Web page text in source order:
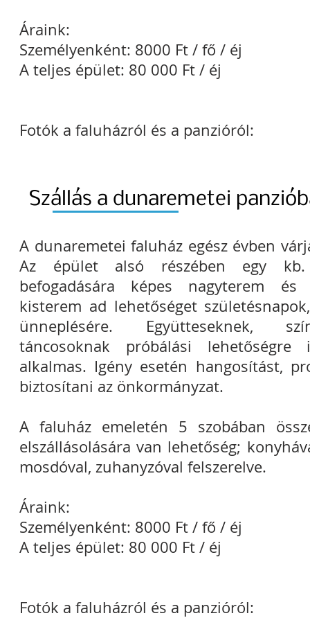
Áraink:
Személyenként: 8000 Ft / fő / éj
A teljes épület: 80 000 Ft / éj
Fotók a faluházról és a panzióról:
Szállás a dunaremetei
A dunaremetei faluház egész évben
Az épület alsó részében egy
befogadására képes nagyterem
kisterem ad lehetőséget
ünneplésére. Együtteseknek,
táncosoknak próbálási lehetőségre
alkalmas. Igény esetén hangosítást,
biztosítani az önkormányzat.
A faluház emeletén 5 szobában
elszállásolására van lehetőség;
mosdóval, zuhanyzóval felszerelve.
Áraink:
Személyenként: 8000 Ft / fő / éj
A teljes épület: 80 000 Ft / éj
Fotók a faluházról és a panzióról: